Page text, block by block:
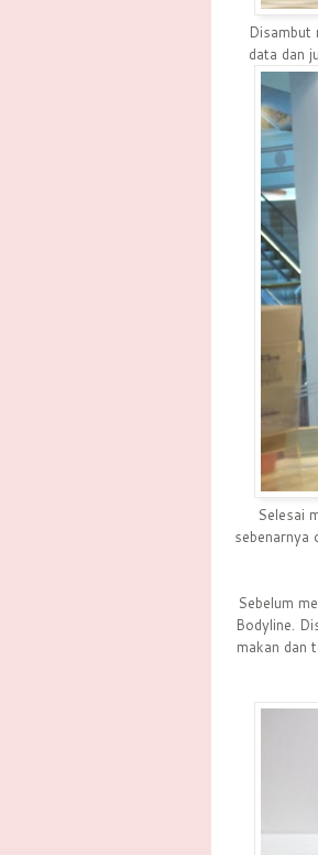
data dan
Selesai
sebenarnya
Sebelum
Bodyline.
makan dan